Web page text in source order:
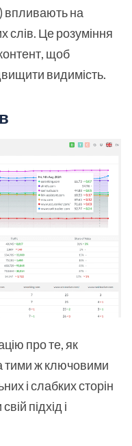
впливають на
слів. Це розуміння
щоб
видимість.
про те, як
тими ж ключовими
і слабких сторін
підхід і